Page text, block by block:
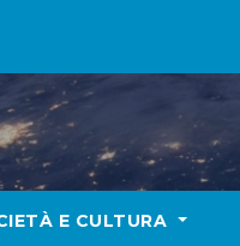
E CULTURA